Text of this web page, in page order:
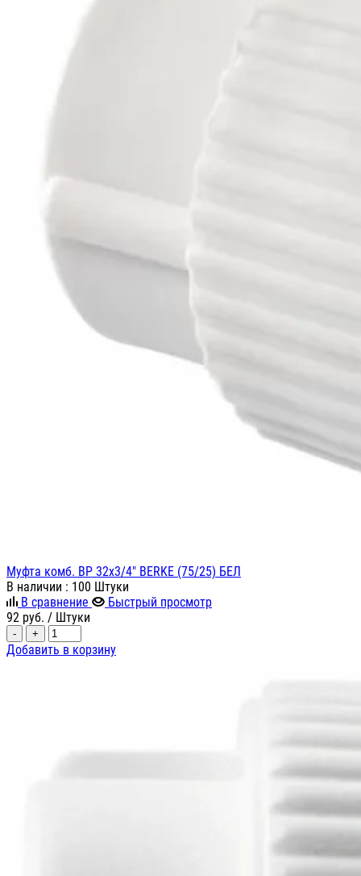
Муфта комб. ВР 32х3/4" BERKE (75/25) БЕЛ
В наличии : 100 Штуки
В сравнение
Быстрый просмотр
92 руб. / Штуки
- +
Добавить в корзину